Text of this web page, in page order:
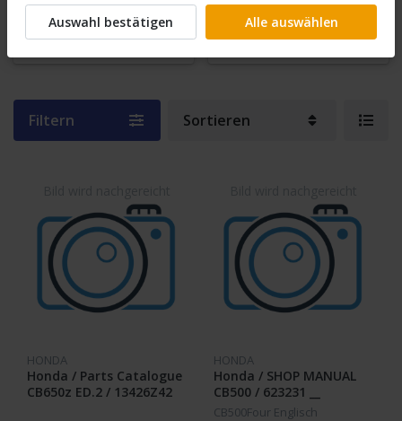
-750ccm über 750ccm
Filtern Sortieren
HONDA
Honda / Parts Catalogue
CB650z ED.2 / 13426Z42
HONDA
Honda / SHOP MANUAL
CB500 / 623231 __
CB500Four Englisch
Auswahl bestätigen Alle auswählen